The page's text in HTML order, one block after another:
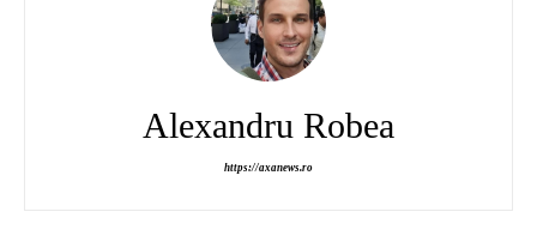
Alexandru Robea
https://axanews.ro